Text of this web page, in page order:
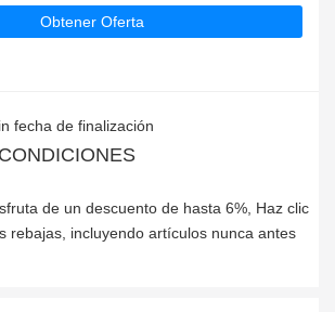
Obtener Oferta
fecha de finalización
de un descuento de hasta 6%, Haz clic
rebajas, incluyendo artículos nunca antes